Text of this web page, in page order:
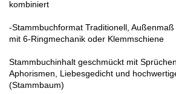
kombiniert
-Stammbuchformat Traditionell,
mit 6-Ringmechanik oder Klemmschiene
Stammbuchinhalt geschmückt mit Sprüchen,
Aphorismen, Liebesgedicht und
(Stammbaum)